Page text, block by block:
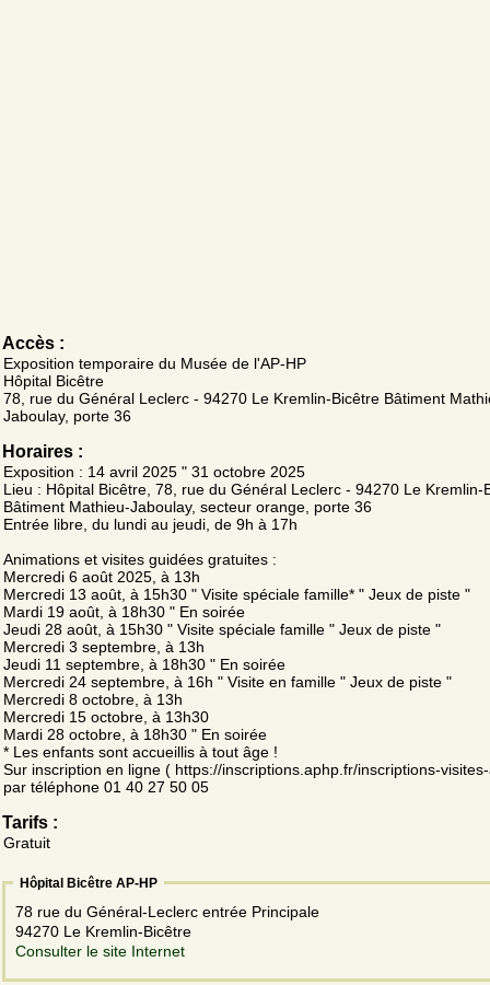
Accès :
Exposition temporaire du Musée de l'AP-HP
Hôpital Bicêtre
78, rue du Général Leclerc - 94270 Le Kremlin-Bicêtre Bâtiment
Jaboulay, porte 36
Horaires :
Exposition : 14 avril 2025 " 31 octobre 2025
Lieu : Hôpital Bicêtre, 78, rue du Général Leclerc - 94270 Le Kremlin-
Bâtiment Mathieu-Jaboulay, secteur orange, porte 36
Entrée libre, du lundi au jeudi, de 9h à 17h
Animations et visites guidées gratuites :
Mercredi 6 août 2025, à 13h
Mercredi 13 août, à 15h30 " Visite spéciale famille* " Jeux de piste "
Mardi 19 août, à 18h30 " En soirée
Jeudi 28 août, à 15h30 " Visite spéciale famille " Jeux de piste "
Mercredi 3 septembre, à 13h
Jeudi 11 septembre, à 18h30 " En soirée
Mercredi 24 septembre, à 16h " Visite en famille " Jeux de piste "
Mercredi 8 octobre, à 13h
Mercredi 15 octobre, à 13h30
Mardi 28 octobre, à 18h30 " En soirée
* Les enfants sont accueillis à tout âge !
Sur inscription en ligne ( https://inscriptions.aphp.fr/inscriptions-
par téléphone 01 40 27 50 05
Tarifs :
Gratuit
Hôpital Bicêtre AP-HP
78 rue du Général-Leclerc entrée Principale
94270 Le Kremlin-Bicêtre
Consulter le site Internet